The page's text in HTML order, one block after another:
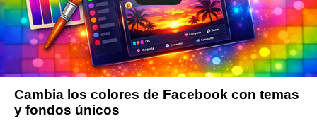
Cambia los colores de Facebook con temas
y fondos únicos